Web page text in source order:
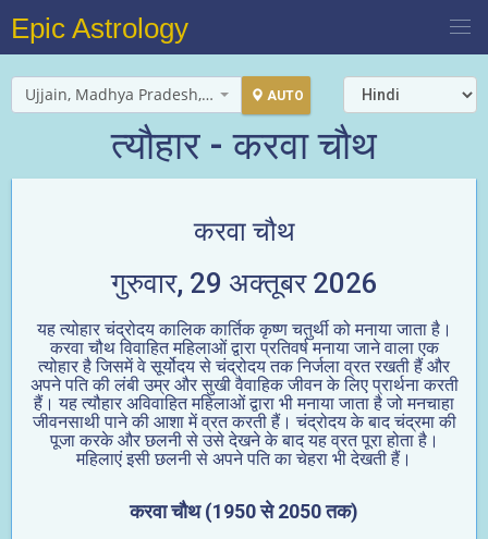
Epic Astrology
Ujjain, Madhya Pradesh, India AUTO
त्यौहार - करवा चौथ
करवा चौथ
गुरुवार, 29 अक्तूबर 2026
यह त्योहार चंद्रोदय कालिक कार्तिक कृष्ण चतुर्थी को मनाया जाता है।
करवा चौथ विवाहित महिलाओं द्वारा प्रतिवर्ष मनाया जाने वाला एक
त्योहार है जिसमें वे सूर्योदय से चंद्रोदय तक निर्जला व्रत रखती हैं और
अपने पति की लंबी उम्र और सुखी वैवाहिक जीवन के लिए प्रार्थना करती
हैं। यह त्यौहार अविवाहित महिलाओं द्वारा भी मनाया जाता है जो मनचाहा
जीवनसाथी पाने की आशा में व्रत करती हैं। चंद्रोदय के बाद चंद्रमा की
पूजा करके और छलनी से उसे देखने के बाद यह व्रत पूरा होता है।
महिलाएं इसी छलनी से अपने पति का चेहरा भी देखती हैं।
करवा चौथ (1950 से 2050 तक)